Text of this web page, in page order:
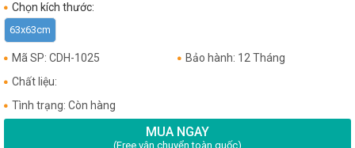
Chọn kích thước:
63x63cm
Mã SP: CDH-1025
Bảo hành: 12 Tháng
Chất liệu:
Tình trạng: Còn hàng
MUA NGAY
(Free vận chuyển toàn quốc)